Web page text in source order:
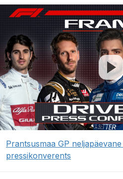
Prantsusmaa GP
pressikonverents